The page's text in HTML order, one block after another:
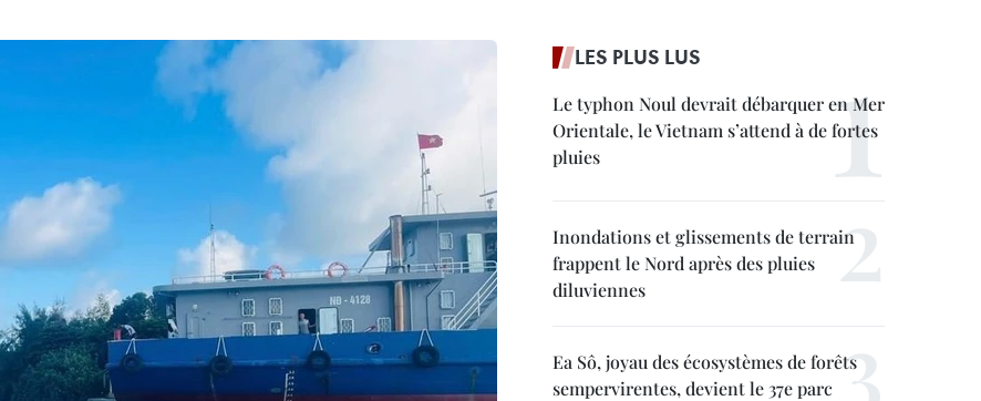
LES PLUS LUS
Le typhon Noul devrait débarquer en Mer
Orientale, le Vietnam s’attend à de fortes
pluies
Inondations et glissements de terrain
frappent le Nord après des pluies
diluviennes
Ea Sô, joyau des écosystèmes de forêts
sempervirentes, devient le 37e parc